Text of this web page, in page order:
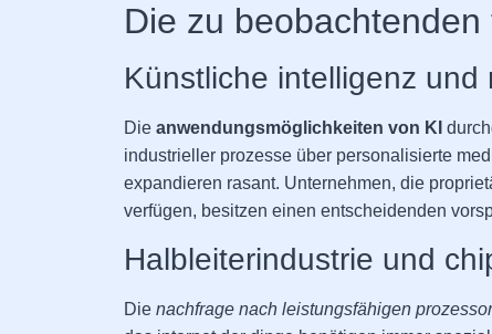
Die zu
Künstliche intelligenz und
Die anwendungsmöglichkeiten von KI
industrieller prozesse über personalisierte
expandieren rasant. Unternehmen, die
verfügen, besitzen einen entscheidenden
Halbleiterindustrie und
Die nachfrage nach leistungsfähigen